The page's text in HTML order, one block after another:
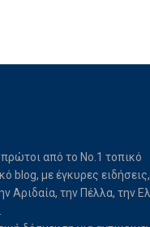
από το Νο.1 τοπικό
blog, με έγκυρες ειδήσεις,
Αριδαία, την Πέλλα, την